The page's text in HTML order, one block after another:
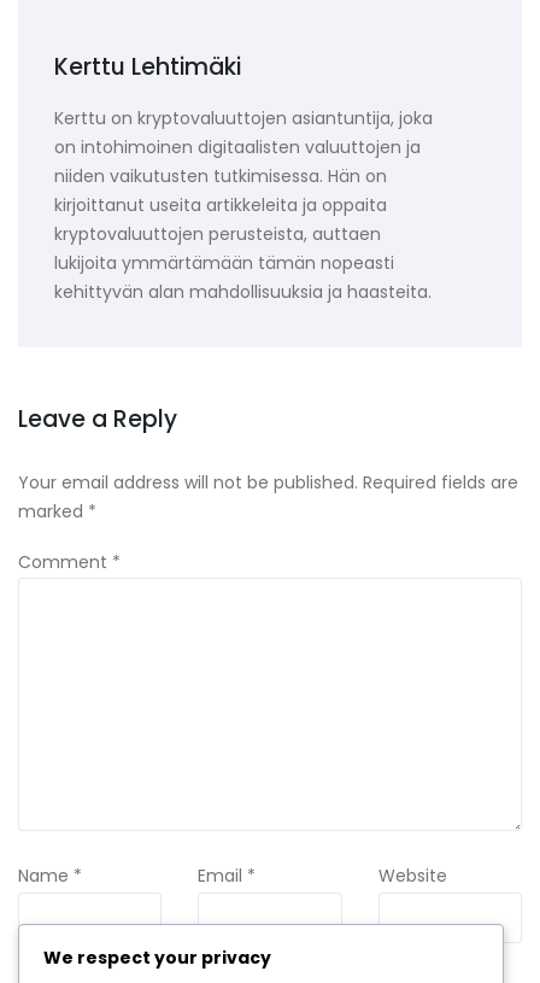
Kerttu Lehtimäki
Kerttu on kryptovaluuttojen asiantuntija, joka
on intohimoinen digitaalisten valuuttojen ja
niiden vaikutusten tutkimisessa. Hän on
kirjoittanut useita artikkeleita ja oppaita
kryptovaluuttojen perusteista, auttaen
lukijoita ymmärtämään tämän nopeasti
kehittyvän alan mahdollisuuksia ja haasteita.
Leave a Reply
Your email address will not be published. Required fields are
marked *
Comment *
Name * Email * Website
We respect your privacy